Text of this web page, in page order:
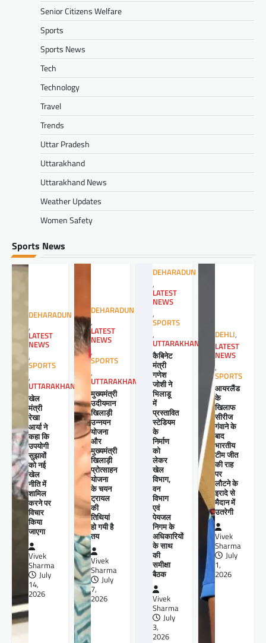
Senior Citizens Welfare
Sports
Sports News
Tech
Technology
Travel
Trends
Uttar Pradesh
Uttarakhand
Uttarakhand News
Weather Updates
Women Safety
Sports News
DEHARADUN
,
LATEST
NEWS
,
SPORTS
,
UTTARAKHAND
खेल
मंत्री
रेखा
आर्या ने
कहा कि
उपयोगी
सुझावों
को नई
खेल
नीति में
शामिल
करने पर
विचार
किया
जाएगा
Vivek
Sharma
July
14,
2026
DEHARADUN
,
LATEST
NEWS
,
SPORTS
,
UTTARAKHAND
मुख्यमंत्री
उदीयमान
खिलाड़ी
उन्नयन
योजना
और
मुख्यमंत्री
खिलाड़ी
प्रोत्साहन
योजना
के चयन
ट्रायल
की
तिथियां
हो गयी है
तय
Vivek
Sharma
July
7,
2026
DEHARADUN
,
LATEST
NEWS
,
SPORTS
,
UTTARAKHAND
कैबिनेट
मंत्री
गणेश
जोशी ने
भिलाडू
में
प्रस्तावित
स्टेडियम
के
निर्माण
को
लेकर
खेल
विभाग,
वन
विभाग
एवं
पेयजल
निगम के
अधिकारियों
के साथ
की
समीक्षा
बैठक
Vivek
Sharma
July
3,
2026
DEHLI,
LATEST
NEWS
,
SPORTS
आयरलैंड
के
खिलाफ
सीरीज
गंवाने के
बाद
भारतीय
टीम जीत
की राह
पर
लौटने के
इरादे से
मैदान में
उतरेगी
Vivek
Sharma
July
1,
2026